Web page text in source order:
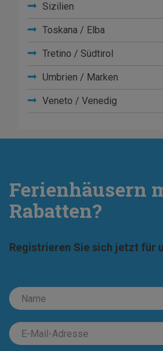
Sizilien
Toskana / Elba
Tretino / Südtirol
Umbrien / Marken
Veneto / Venedig
Ferienhäusern
Rabatten?
Registrieren Sie sich jetzt für